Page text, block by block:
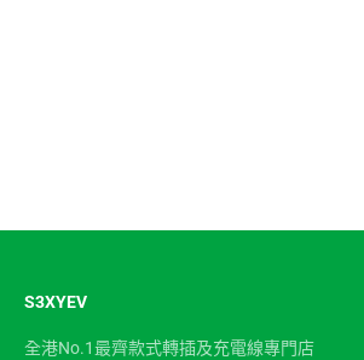
S3XYEV
全港No.1最齊款式轉插及充電線專門店